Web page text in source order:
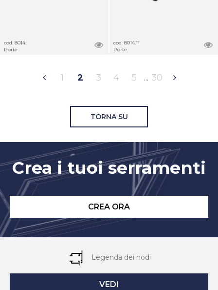
cod. 8014
Porte
cod. 8014.11
Porte
1 2 3 4 5 30
TORNA SU
Crea i tuoi serramenti
CREA ORA
Legenda dei nodi
VEDI